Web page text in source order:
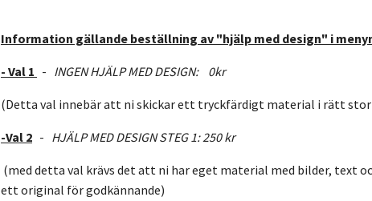
Information gällande beställning av "hjälp med design" i
- Val 1 - INGEN HJÄLP MED DESIGN: 0kr
(Detta val innebär att ni skickar ett tryckfärdigt material i rätt
-Val 2 - HJÄLP MED DESIGN STEG 1: 250 kr
(med detta val krävs det att ni har eget material med bilder, text
ett original för godkännande)